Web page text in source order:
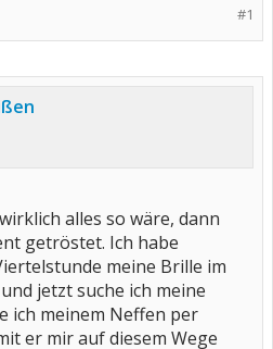
#1
alles so wäre, dann
getröstet. Ich habe
meine Brille im
jetzt suche ich meine
ich meinem Neffen per
er mir auf diesem Wege